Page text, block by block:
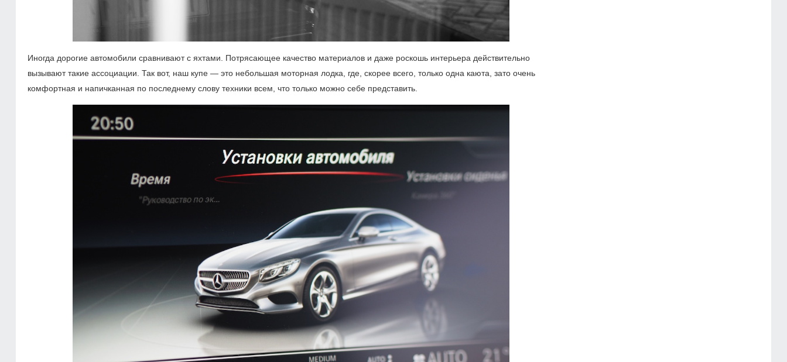
Иногда дорогие автомобили сравнивают с яхтами. Потрясающее качество материалов и даже роскошь интерьера действительно
вызывают такие ассоциации. Так вот, наш купе — это небольшая моторная лодка, где, скорее всего, только одна каюта, зато очень
комфортная и напичканная по последнему слову техники всем, что только можно себе представить.